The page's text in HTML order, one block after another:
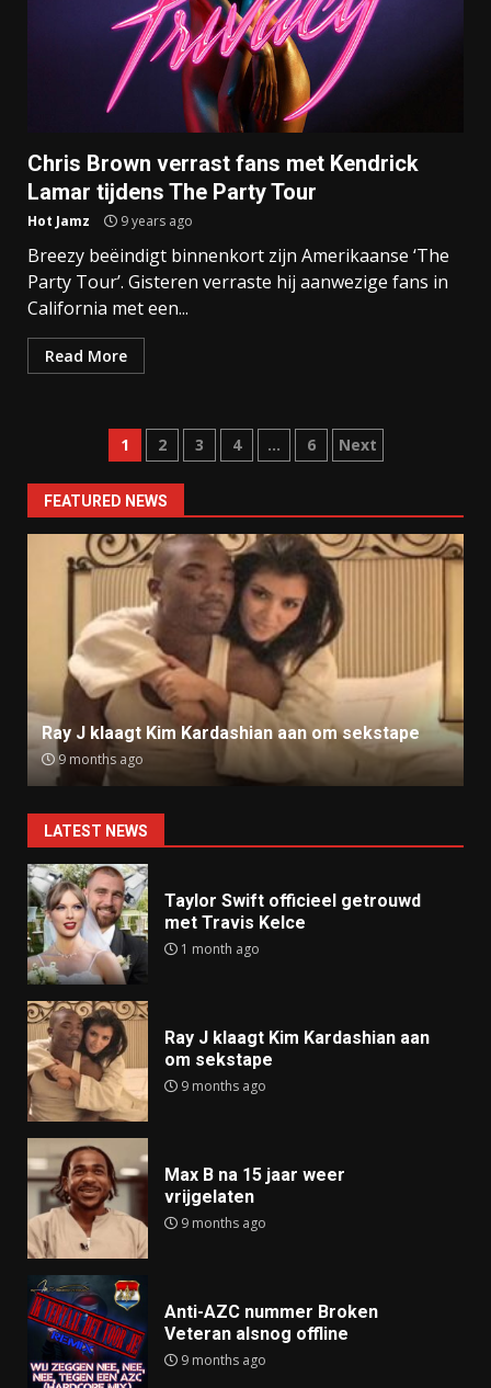
Chris Brown verrast fans met Kendrick
Lamar tijdens The Party Tour
Hot Jamz 9 years ago
Breezy beëindigt binnenkort zijn Amerikaanse ‘The
Party Tour’. Gisteren verraste hij aanwezige fans in
California met een...
Read More
Posts
navigation
1 2 3 4 … 6 Next
FEATURED NEWS
Ray J klaagt Kim Kardashian aan om sekstape
9 months ago
LATEST NEWS
Taylor Swift officieel getrouwd
met Travis Kelce
1 month ago
Ray J klaagt Kim Kardashian aan
om sekstape
9 months ago
Max B na 15 jaar weer
vrijgelaten
9 months ago
Anti-AZC nummer Broken
Veteran alsnog offline
9 months ago